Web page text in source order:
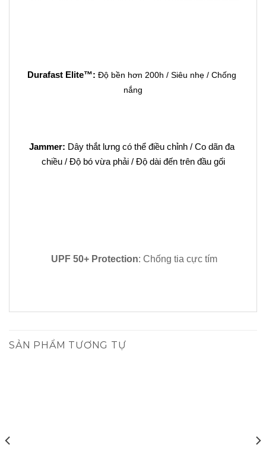
Durafast Elite™: Độ bền hơn 200h / Siêu nhẹ / Chống
nắng
Jammer: Dây thắt lưng có thể điều chỉnh / Co dãn đa
chiều / Độ bó vừa phải / Độ dài đến trên đầu gối
UPF 50+ Protection: Chống tia cực tím
SẢN PHẨM TƯƠNG TỰ